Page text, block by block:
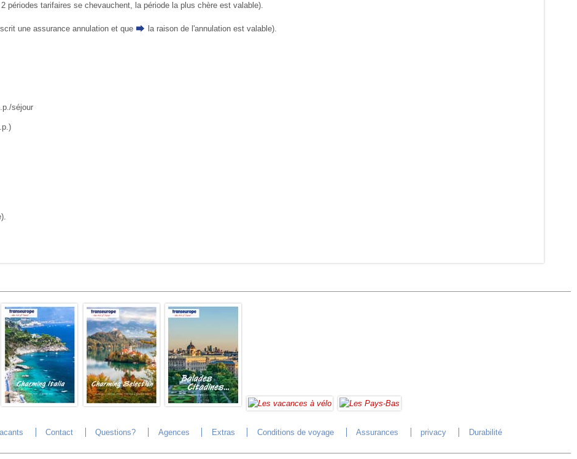
périodes tarifaires se chevauchent, la période la plus chère est valable).
une assurance annulation et que
la raison de l'annulation est valable).
séjour
Contact Questions? Agences Extras Conditions de voyage Assurances privacy Durabilité